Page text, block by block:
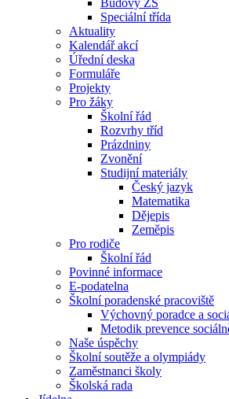
Budovy ZŠ
Speciální třída
Aktuality
Kalendář akcí
Úřední deska
Formuláře
Projekty
Pro žáky
Školní řád
Rozvrhy tříd
Prázdniny
Zvonění
Studijní materiály
Český jazyk
Matematika
Dějepis
Zeměpis
Pro rodiče
Školní řád
Povinné informace
E-podatelna
Školní poradenské pracoviště
Výchovný poradce a
Metodik prevence
Naše úspěchy
Školní soutěže a olympiády
Zaměstnanci školy
Školská rada